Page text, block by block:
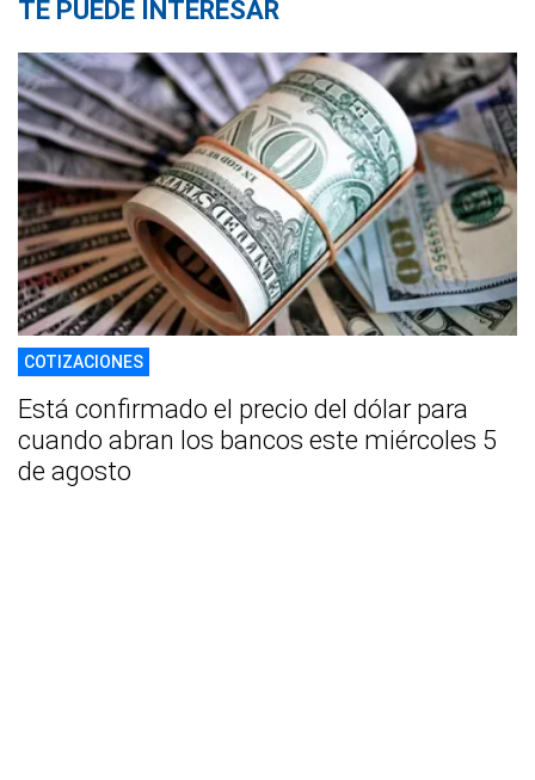
TE PUEDE INTERESAR
COTIZACIONES
Está confirmado el precio del dólar para
cuando abran los bancos este miércoles 5
de agosto